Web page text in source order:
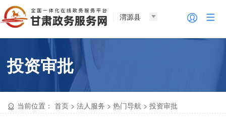
渭源县
投资审批
当前位置： 首页 >法人服务 >热门导航 >投资审批